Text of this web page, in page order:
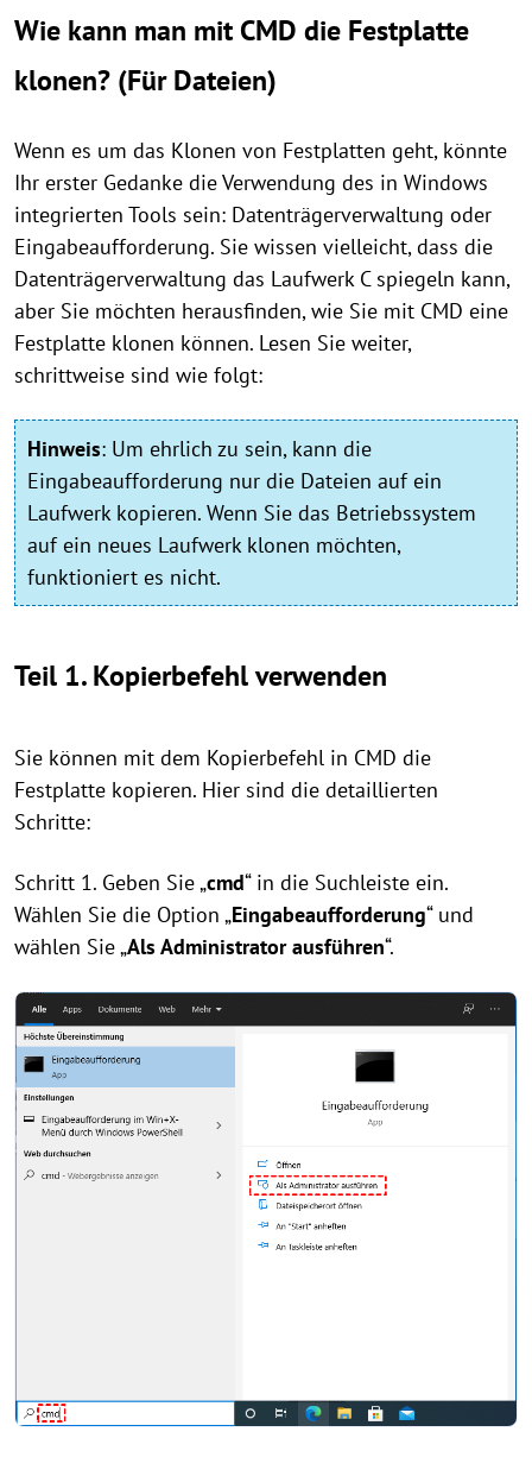
Wie kann man mit CMD die Festplatte
klonen? (Für Dateien)
Wenn es um das Klonen von Festplatten geht, könnte
Ihr erster Gedanke die Verwendung des in Windows
integrierten Tools sein: Datenträgerverwaltung oder
Eingabeaufforderung. Sie wissen vielleicht, dass die
Datenträgerverwaltung das Laufwerk C spiegeln kann,
aber Sie möchten herausfinden, wie Sie mit CMD eine
Festplatte klonen können. Lesen Sie weiter,
schrittweise sind wie folgt:
Hinweis: Um ehrlich zu sein, kann die
Eingabeaufforderung nur die Dateien auf ein
Laufwerk kopieren. Wenn Sie das Betriebssystem
auf ein neues Laufwerk klonen möchten,
funktioniert es nicht.
Teil 1. Kopierbefehl verwenden
Sie können mit dem Kopierbefehl in CMD die
Festplatte kopieren. Hier sind die detaillierten
Schritte:
Schritt 1. Geben Sie „cmd“ in die Suchleiste ein.
Wählen Sie die Option „Eingabeaufforderung“ und
wählen Sie „Als Administrator ausführen“.